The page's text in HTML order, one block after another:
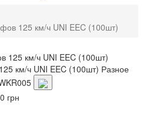
125 км/ч UNI EEC (100шт)
км/ч UNI EEC (100шт) Разное
грн